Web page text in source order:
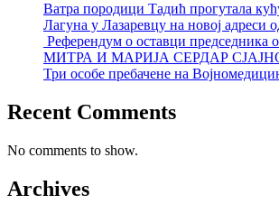
Ватра породици Тадић прогутала
Лагуна у Лазаревцу на новој адреси
Референдум о оставци
МИТРА И МАРИЈА СЕРДАР
Три особе пребачене на
Recent Comments
No comments to show.
Archives